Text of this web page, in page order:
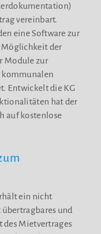
vereinbart.
eine Software zur
Möglichkeit der
Module zur
kommunalen
Entwickelt die KG
hat der
auf kostenlose
ein nicht
und
des Mietvertrages